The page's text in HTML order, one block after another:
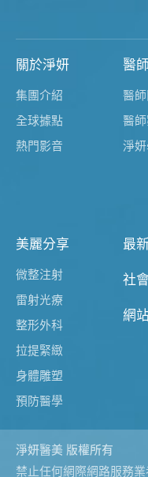
關於淨妍
集團介紹
全球據點
熱門影音
醫
醫
醫
淨
美麗分享
微整注射
雷射光療
整形外科
拉提緊緻
身體雕塑
預防醫學
最
社
網
淨妍醫美 版權所有
禁止任何網際網路服務